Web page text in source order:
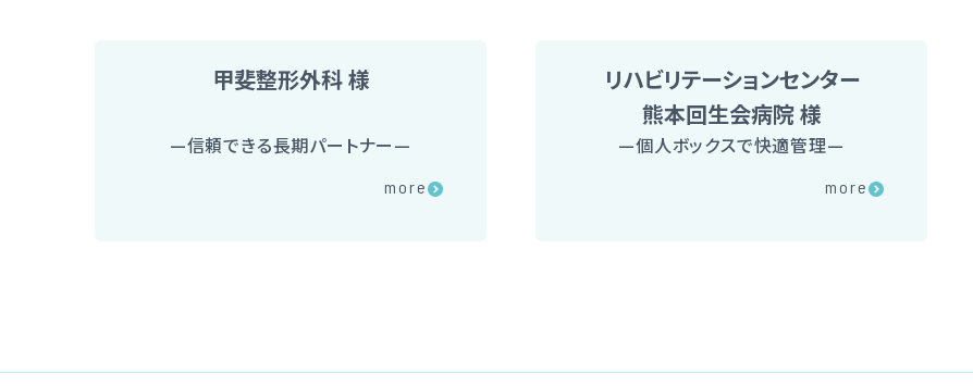
甲斐整形外科 様
—信頼できる長期パートナー—
メディカル
more
リハビリテーションセンター
熊本回生会病院 様
—個人ボックスで快適管理—
メディカル
more